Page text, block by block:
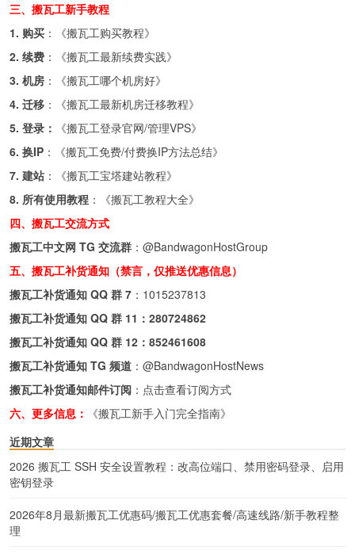
三、搬瓦工新手教程
1. 购买 ：《搬瓦工购买教程》
2. 续费 ：《搬瓦工最新续费实践》
3. 机房 ：《搬瓦工哪个机房好》
4. 迁移 ：《搬瓦工最新机房迁移教程》
5. 登录：
《搬瓦工登录官网/管理VPS》
6. 换IP ：《搬瓦工免费/付费换IP方法总结》
7. 建站 ：《搬瓦工宝塔建站教程》
8. 所有使用教程 ：《搬瓦工教程大全》
四、搬瓦工交流方式
搬瓦工中文网 TG 交流群 ： @BandwagonHostGroup
五、搬瓦工补货通知（禁言，仅推送优惠信息）
搬瓦工补货通知 QQ 群 7 ： 1015237813
搬瓦工补货通知 QQ 群 11： 280724862
搬瓦工补货通知 QQ 群 12： 852461608
搬瓦工补货通知 TG 频道 ： @BandwagonHostNews
搬瓦工补货通知邮件订阅 ： 点击查看订阅方式
六、更多信息：
《搬瓦工新手入门完全指南》
近期文章
2026 搬瓦工 SSH 安全设置教程：改高位端口、禁用密码登录、启用
密钥登录
2026年8月最新搬瓦工优惠码/搬瓦工优惠套餐/高速线路/新手教程整
理